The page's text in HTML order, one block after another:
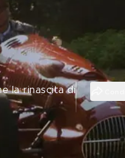
la rinascita di